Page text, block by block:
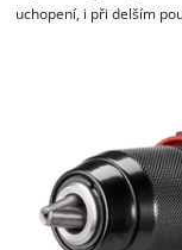
uchopení, i při delším